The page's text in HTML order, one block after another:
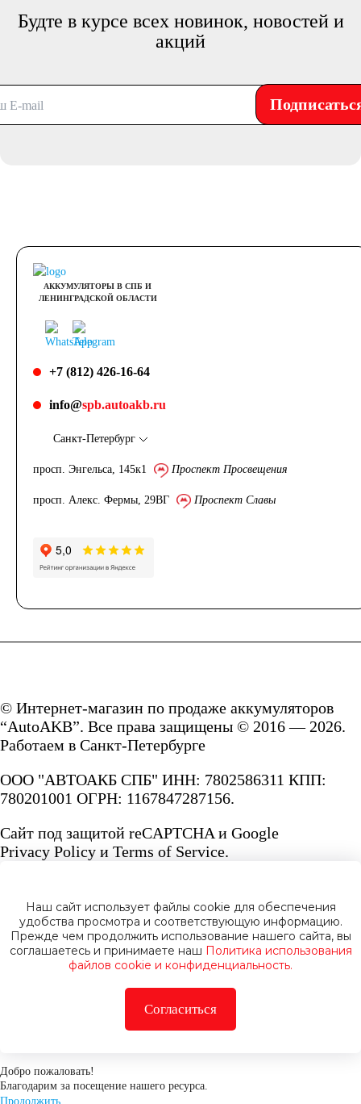
Будте в курсе всех новинок, новостей и
акций
АККУМУЛЯТОРЫ В СПБ И
ЛЕНИНГРАДСКОЙ ОБЛАСТИ
+7 (812) 426-16-64
info@spb.autoakb.ru
Санкт-Петербург
просп. Энгельса, 145к1 Проспект Просвещения
просп. Алекс. Фермы, 29ВГ Проспект Славы
© Интернет-магазин по продаже аккумуляторов
“AutoAKB”. Все права защищены © 2016 — 2026.
Работаем в Санкт-Петербурге
ООО "АВТОАКБ СПБ" ИНН: 7802586311 КПП:
780201001 ОГРН: 1167847287156.
Сайт под защитой reCAPTCHA и Google
Privacy Policy и Terms of Service.
Политика конфиденциальности
Добро пожаловать!
Благодарим за посещение нашего ресурса.
Продолжить
Наш сайт использует файлы cookie для обеспечения
удобства просмотра и соответствующую информацию.
Прежде чем продолжить использование нашего сайта, вы
соглашаетесь и принимаете наш Политика использования
файлов cookie и конфиденциальность.
Согласиться